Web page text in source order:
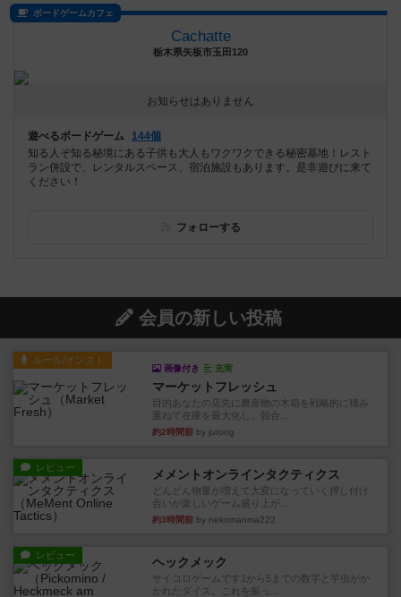
ボードゲームカフェ
Cachatte
栃木県矢板市玉田120
お知らせはありません
遊べるボードゲーム
144個
知る人ぞ知る秘境にある子供も大人もワクワクできる秘密基地！レスト
ラン併設で、レンタルスペース、宿泊施設もあります。是非遊びに来て
ください！
フォローする
会員の新しい投稿
ルール/インスト
画像付き 充実
マーケットフレッシュ
目的あなたの店先に農産物の木箱を戦略的に積み
重ねて在庫を最大化し、競合...
約2時間前 by jurong
レビュー メメントオンラインタクティクス
どんどん物量が増えて大変になっていく押し付け
合いが楽しいゲーム盛り上が...
約3時間前 by nekomanma222
レビュー ヘックメック
サイコロゲームです1から5までの数字と芋虫がか
かれたダイス。これを振っ...